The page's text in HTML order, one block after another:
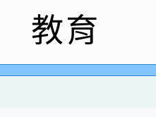
老師
教師榮獲教
二名
與2026世
學小創客佳
教育